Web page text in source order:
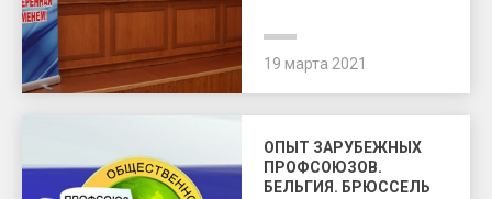
19 марта 2021
ОПЫТ ЗАРУБЕЖНЫХ
ПРОФСОЮЗОВ.
БЕЛЬГИЯ. БРЮССЕЛЬ